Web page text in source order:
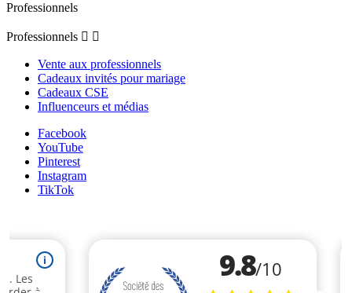
Professionnels
Professionnels  
Vente aux professionnels
Cadeaux invités pour mariage
Cadeaux CSE
Influenceurs et médias
Facebook
YouTube
Pinterest
Instagram
TikTok